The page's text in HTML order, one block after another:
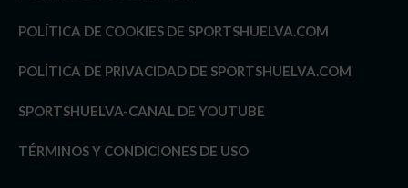
POLÍTICA DE COOKIES DE SPORTSHUELVA.COM
POLÍTICA DE PRIVACIDAD DE SPORTSHUELVA.COM
SPORTSHUELVA-CANAL DE YOUTUBE
TÉRMINOS Y CONDICIONES DE USO